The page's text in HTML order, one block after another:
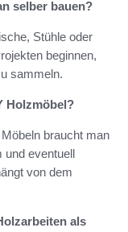
selber bauen?
Stühle oder
beginnen,
sammeln.
Holzmöbel?
braucht man
und eventuell
von dem
als